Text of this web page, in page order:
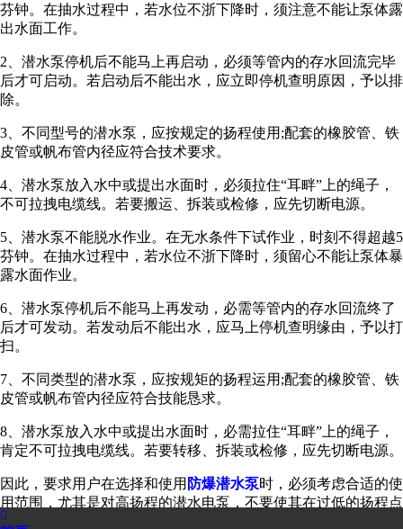
芬钟。在抽水过程中，若水位不浙下降时，须注意不能让泵体露
出水面工作。
2、潜水泵停机后不能马上再启动，必须等管内的存水回流完毕
后才可启动。若启动后不能出水，应立即停机查明原因，予以排
除。
3、不同型号的潜水泵，应按规定的扬程使用;配套的橡胶管、铁
皮管或帆布管内径应符合技术要求。
4、潜水泵放入水中或提出水面时，必须拉住“耳畔”上的绳子，
不可拉拽电缆线。若要搬运、拆装或检修，应先切断电源。
5、潜水泵不能脱水作业。在无水条件下试作业，时刻不得超越5
芬钟。在抽水过程中，若水位不浙下降时，须留心不能让泵体暴
露水面作业。
6、潜水泵停机后不能马上再发动，必需等管内的存水回流终了
后才可发动。若发动后不能出水，应马上停机查明缘由，予以打
扫。
7、不同类型的潜水泵，应按规矩的扬程运用;配套的橡胶管、铁
皮管或帆布管内径应符合技能恳求。
8、潜水泵放入水中或提出水面时，必需拉住“耳畔”上的绳子，
肯定不可拉拽电缆线。若要转移、拆装或检修，应先切断电源。
因此，要求用户在选择和使用 防爆潜水泵时，必须考虑合适的使
用范围，尤其是对高扬程的潜水电泵，不要使其在过低的扬程点
运行，否则既浪费电能，又可能损坏潜水电泵。
